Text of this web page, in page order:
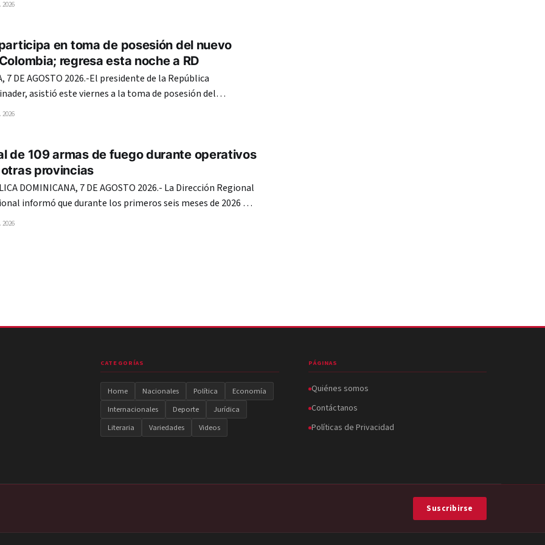
2026
en toma de posesión del nuevo
regresa esta noche a RD
7 DE AGOSTO 2026.-El presidente de la República
asistió este viernes a la toma de posesión del
Abelardo de la Espriella, para el período 2026-2030. La
2026
de 109 armas de fuego durante operativos
provincias
DOMINICANA, 7 DE AGOSTO 2026.- La Dirección Regional
informó que durante los primeros seis meses de 2026 ha
fuego de diferentes marcas y calibres en las provincias
2026
CATEGORÍAS
Home Nacionales Política
Economía
Internacionales
Deporte
Jurídica
Literaria
Variedades Videos
PÁGINAS
Quiénes somos
Contáctanos
Políticas de Privacidad
Suscribirse